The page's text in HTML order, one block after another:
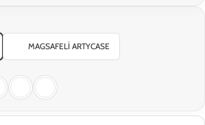
MAGSAFELI ARTYCASE